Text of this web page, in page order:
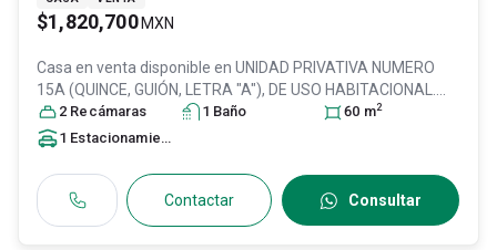
$1,820,700 MXN
Casa en venta disponible en UNIDAD PRIVATIVA NUMERO
15A (QUINCE, GUIÓN, LETRA "A"), DE USO HABITACIONAL.
CONSTITUIDA EN EL CONDO, Col. Alviento Residencial,
Zapopan, Jalisco, México
2 Recámaras 1 Baño 60 m2
1 Estacionamiento
Contactar Consultar